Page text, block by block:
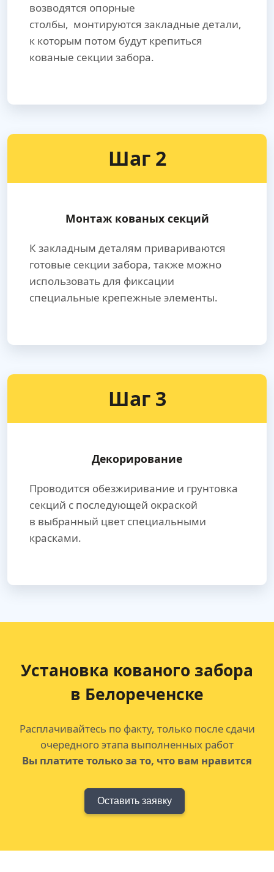
возводятся опорные
столбы, монтируются закладные детали,
к которым потом будут крепиться
кованые секции забора.
Шаг 2
Монтаж кованых секций
К закладным деталям привариваются
готовые секции забора, также можно
использовать для фиксации
специальные крепежные элементы.
Шаг 3
Декорирование
Проводится обезжиривание и грунтовка
секций с последующей окраской
в выбранный цвет специальными
красками.
Установка кованого забора
в Белореченске
Расплачивайтесь по факту, только после сдачи
очередного этапа выполненных работ
Вы платите только за то, что вам нравится
Оставить заявку